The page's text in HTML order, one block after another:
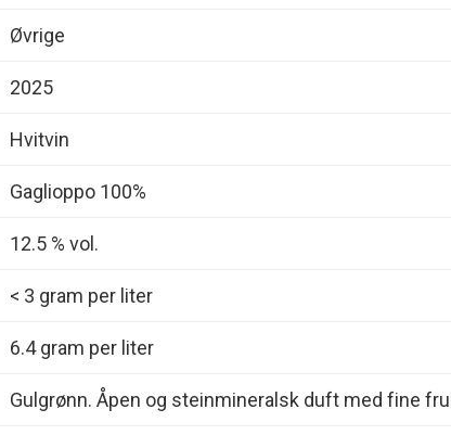
Øvrige
2025
Hvitvin
Gaglioppo 100%
12.5 % vol.
< 3 gram per liter
6.4 gram per liter
Gulgrønn. Åpen og steinmineralsk duft med fine